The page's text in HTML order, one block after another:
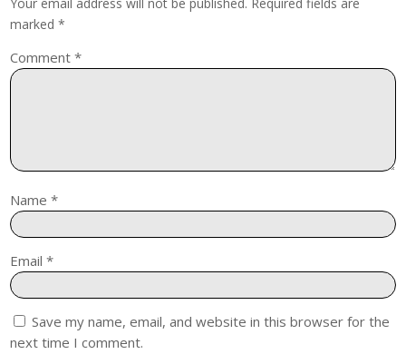
marked*
Comment*
Name*
Email*
Save my name, email, and website in this browser for the
next time I comment.